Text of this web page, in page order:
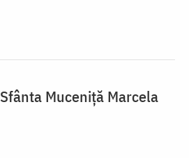
Sfânta Muceniță Marcela